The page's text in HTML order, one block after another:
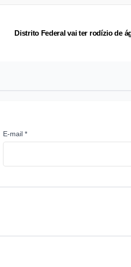
Distrito Federal vai ter rodízio de
E-mail *